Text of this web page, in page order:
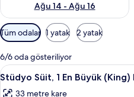
Ağu 14 - Ağu 16
Odalar
için
mevcut
filtreler
Tüm odalar 1 yatak 2 yatak
6/6 oda gösteriliyor
Stüdyo
Süit,
7
Stüdyo Süit, 1 En Büyük
33 metre kare